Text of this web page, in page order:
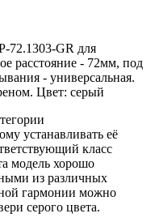
72.1303-GR для
расстояние - 72мм, под
- универсальная.
Цвет: серый
устанавливать её
класс
модель хорошо
из различных
гармонии можно
серого цвета.